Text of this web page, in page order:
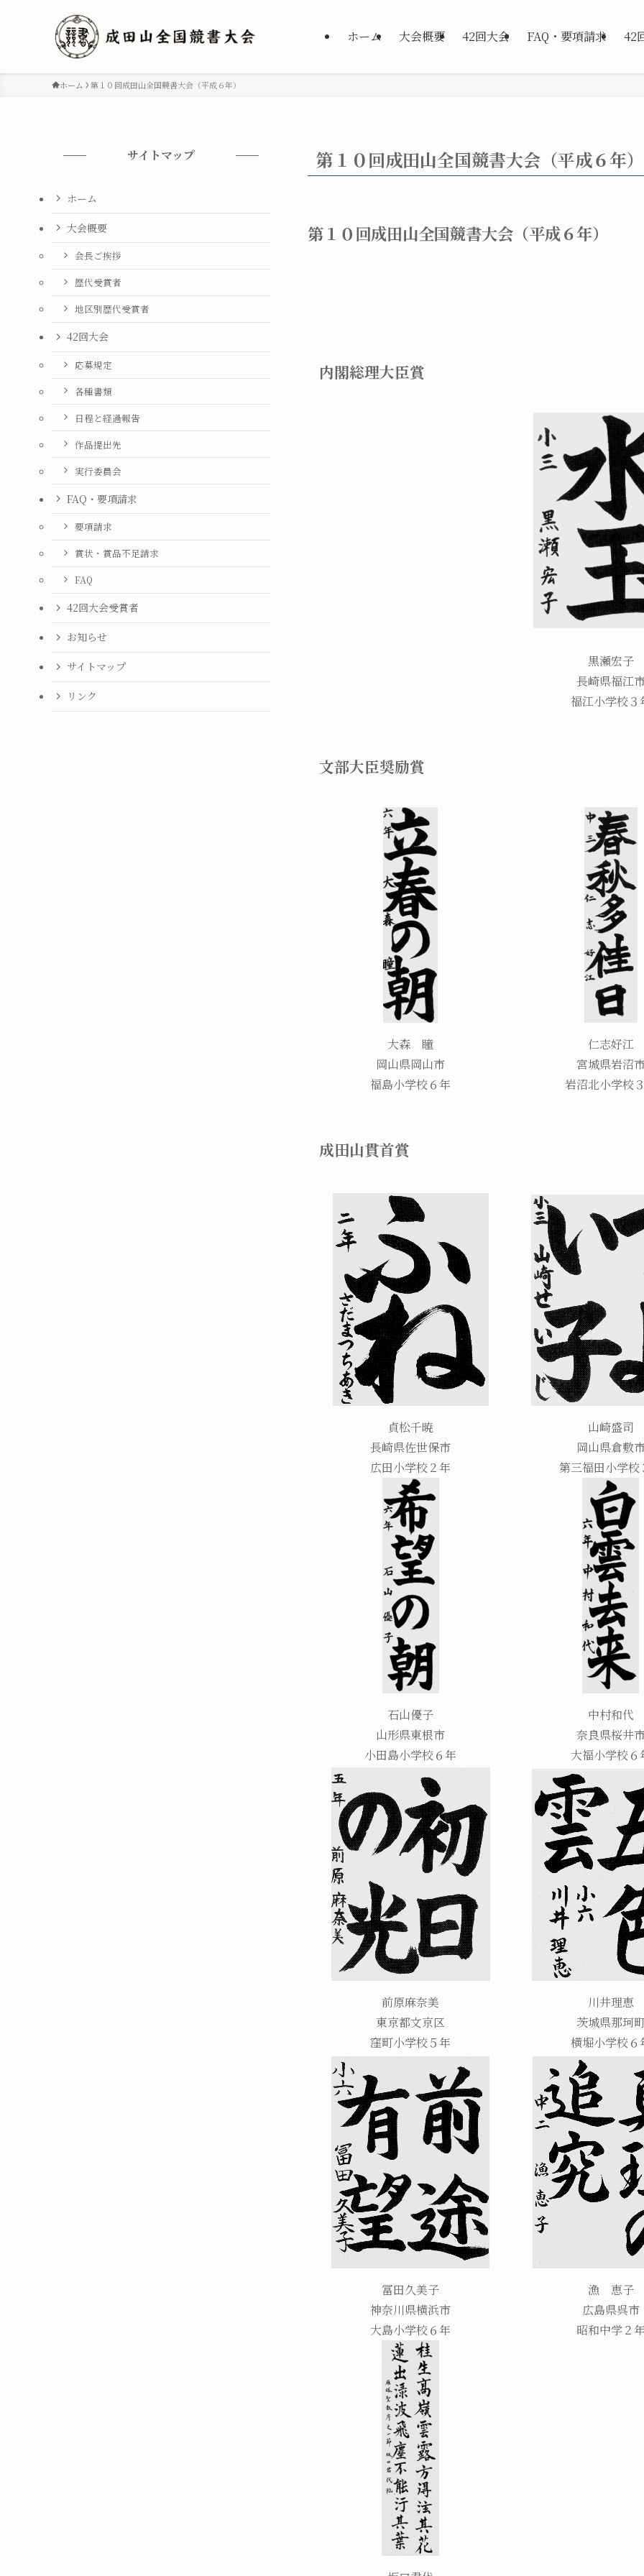
ホーム 大会概要 42回大会 FAQ・要項請求 42
ホーム 第１０回成田山全国競書大会（平成６年）
第１０回成田山全国競書大会（平成６年）
第１０回成田山全国競書大会（平成６年）
内閣総理大臣賞
黒瀬宏子
長崎県福江
福江小学校３
文部大臣奨励賞
大森 瞳
岡山県岡山市
福島小学校６年
仁志好江
宮城県岩沼
岩沼北小学校
成田山貫首賞
貞松千暁
長崎県佐世保市
広田小学校２年
山崎盛司
岡山県倉敷
第三福田小学校
石山優子
山形県東根市
小田島小学校６年
中村和代
奈良県桜井
大福小学校６
前原麻奈美
東京都文京区
窪町小学校５年
川井理恵
茨城県那珂
横堀小学校６
冨田久美子
神奈川県横浜市
大島小学校６年
漁 恵子
広島県呉市
昭和中学２
サイトマップ
ホーム
大会概要
会長ご挨拶
歴代受賞者
地区別歴代受賞者
42回大会
応募規定
各種書類
日程と経過報告
作品提出先
実行委員会
FAQ・要項請求
要項請求
賞状・賞品不足請求
FAQ
42回大会受賞者
お知らせ
サイトマップ
リンク